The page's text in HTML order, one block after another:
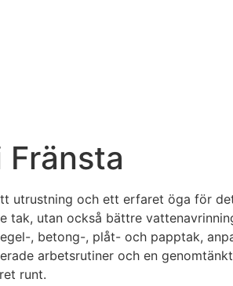
utrustning och ett erfaret öga för
tak, utan också bättre
, betong-, plåt- och papptak,
arbetsrutiner och en
runt.